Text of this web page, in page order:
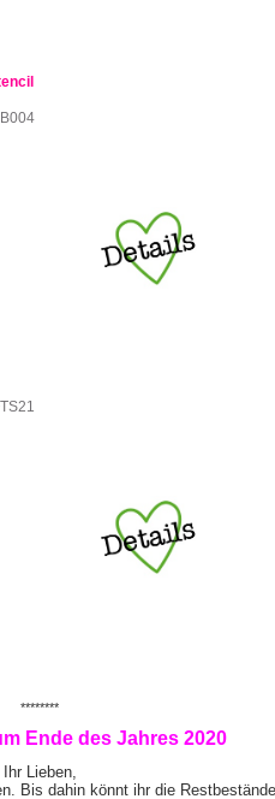
********
Ende des Jahres 2020
Ihr Lieben,
Bis dahin könnt ihr die